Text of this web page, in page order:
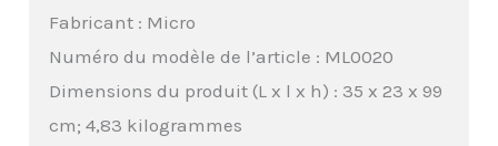
Fabricant : Micro
Numéro du modèle de l’article : ML0020
Dimensions du produit (L x l x h) : 35 x 23 x 99
cm; 4,83 kilogrammes